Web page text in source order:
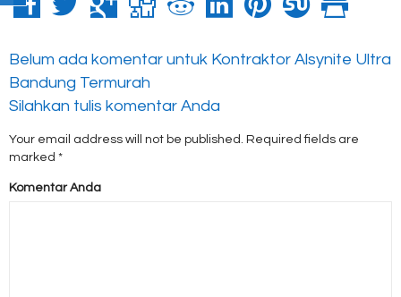
Belum ada komentar untuk Kontraktor Alsynite Ultra
Bandung Termurah
Silahkan tulis komentar Anda
Your email address will not be published. Required fields are
marked *
Komentar Anda